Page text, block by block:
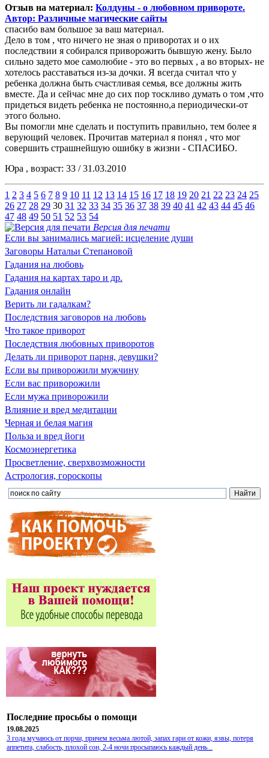
Отзыв на материал: Колдуны - о любовном привороте.
Автор: Различные магические сайты
спасибо вам большое за ваш материал.
Дело в том , что ничего не зная о приворотах и о их
последствии я собирался приворожить бывшую жену. Было
сильно задето мое самолюбие - это во первых , а во вторых- не
хотелось расставаться из-за дочки. Я всегда считал что у
ребенка должна быть счастливая семья, все должны жить
вместе. Да и сейчас мне до сих пор тоскливо думать о том ,что
придеться видеть ребенка не постоянно,а периодически-от
этого больно.
Вы помогли мне сделать и поступить правильно, тем более я
верующий человек. Прочитав материал я понял , что мог
совершить страшнейшую ошибку в жизни - СПАСИБО.
Юра , возраст: 33 / 31.03.2010
1 2 3 4 5 6 7 8 9 10 11 12 13 14 15 16 17 18 19 20 21 22 23 24 25
26 27 28 29 30 31 32 33 34 35 36 37 38 39 40 41 42 43 44 45 46
47 48 49 50 51 52 53 54
Версия для печати
Если вы занимались магией: исцеление души
Заговоры Натальи Степановой
Гадания на любовь
Гадания на картах таро и др.
Гадания онлайн
Верить ли гадалкам?
Последствия заговоров на любовь
Что такое приворот
Последствия любовных приворотов
Делать ли приворот парня, девушки?
Если вы приворожили мужчину
Если вас приворожили
Если мужа приворожили
Влияние и вред медитации
Черная и белая магия
Польза и вред йоги
Космоэнергетика
Просветление, сверхвозможности
Астрология, гороскопы
Последние просьбы о помощи
19.08.2025
3 года мучаюсь от порчи, причем весьма лютой, запах гари от кожи, язвы, потеря
аппетита, слабость, плохой сон, 2-4 ночи просыпаюсь каждый день...